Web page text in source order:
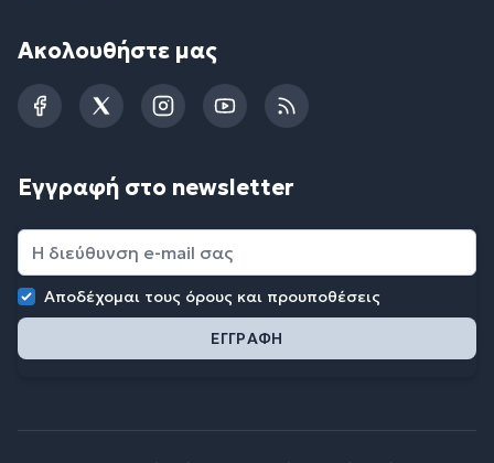
Ακολουθήστε μας
FacebookTwitterInstagramYouTubeRSS
Εγγραφή στο newsletter
Αποδέχομαι τους όρους και προυποθέσεις